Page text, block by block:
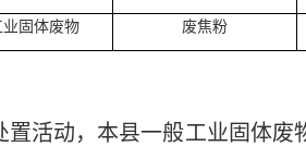
固体废物 废焦粉
置活动，本县一般工业固体废